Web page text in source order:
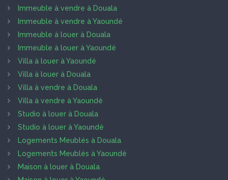
Immeuble à vendre à Douala
Immeuble à vendre à Yaoundé
Immeuble à louer à Douala
Immeuble à louer à Yaoundé
Villa à louer à Yaoundé
Villa à louer à Douala
Villa à vendre à Douala
Villa à vendre à Yaoundé
Studio à louer à Douala
Studio à louer à Yaoundé
Logements Meublés à Douala
Logements Meublés à Yaoundé
Maison à louer à Douala